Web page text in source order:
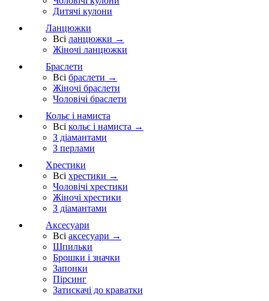
Дитячі кулони
Ланцюжки
Всі ланцюжки →
Жіночі ланцюжки
Браслети
Всі браслети →
Жіночі браслети
Чоловічі браслети
Кольє і намиста
Всі кольє і намиста →
З діамантами
З перлами
Хрестики
Всі хрестики →
Чоловічі хрестики
Жіночі хрестики
З діамантами
Аксесуари
Всі аксесуари →
Шпильки
Брошки і значки
Запонки
Пірсинг
Затискачі до краватки